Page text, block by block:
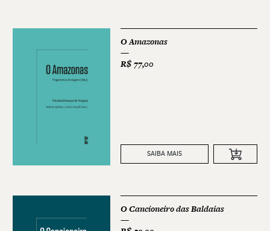
O Amazonas
R$ 77,00
SAIBA MAIS
O Cancioneiro das Baldaias